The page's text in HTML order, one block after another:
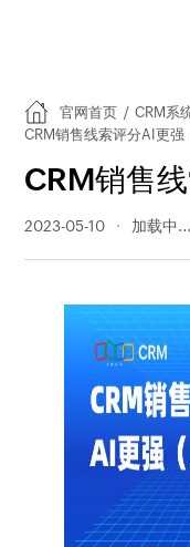
官网首页 / CRM系
CRM销售线索评分AI更强
CRM销售
2023-05-10 440 阅读